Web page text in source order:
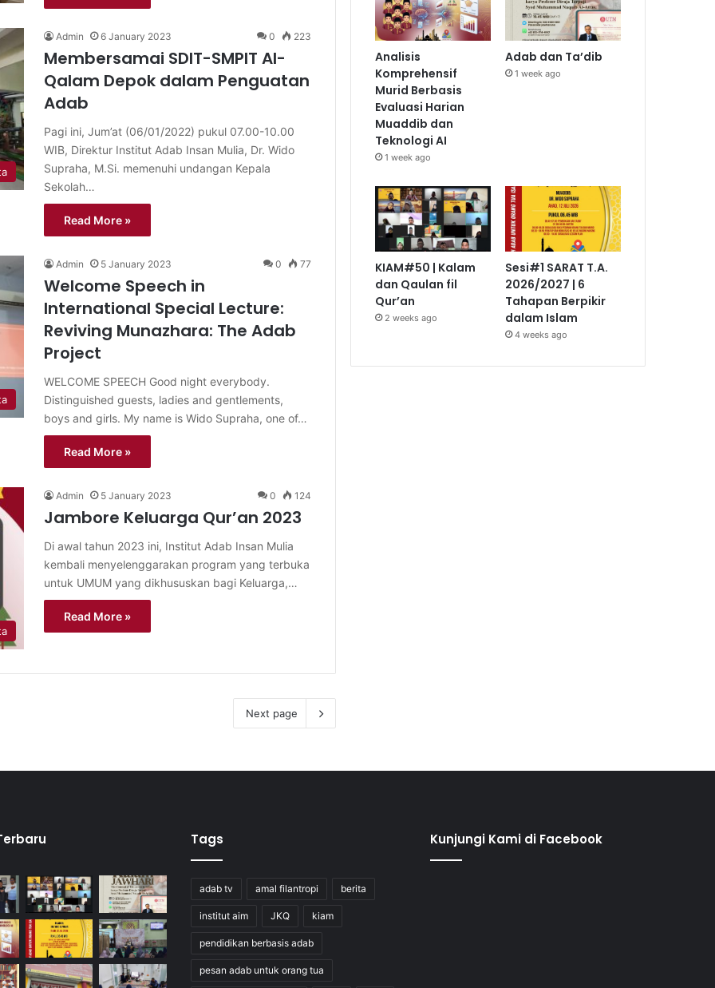
Admin 6 January 2023 0 223
Membersamai SDIT-SMPIT Al-
Qalam Depok dalam Penguatan
Adab
Pagi ini, Jum’at (06/01/2022) pukul 07.00-10.00
WIB, Direktur Institut Adab Insan Mulia, Dr. Wido
Supraha, M.Si. memenuhi undangan Kepala
Sekolah…
Read More »
Admin 5 January 2023 0 77
Welcome Speech in
International Special Lecture:
Reviving Munazhara: The Adab
Project
WELCOME SPEECH Good night everybody.
Distinguished guests, ladies and gentlements,
boys and girls. My name is Wido Supraha, one of…
Read More »
Admin 5 January 2023 0 124
Jambore Keluarga Qur’an 2023
Di awal tahun 2023 ini, Institut Adab Insan Mulia
kembali menyelenggarakan program yang terbuka
untuk UMUM yang dikhususkan bagi Keluarga,…
Read More »
Next page
Analisis
Komprehensif
Murid Berbasis
Evaluasi Harian
Muaddib dan
Teknologi AI
1 week ago
Adab dan Ta’dib
1 week ago
KIAM#50 | Kalam
dan Qaulan fil
Qur’an
2 weeks ago
Sesi#1 SARAT T.A.
2026/2027 | 6
Tahapan Berpikir
dalam Islam
4 weeks ago
Tags
adab tv amal filantropi berita
institut aim JKQ kiam
pendidikan berbasis adab
pesan adab untuk orang tua
Kunjungi Kami di Facebook